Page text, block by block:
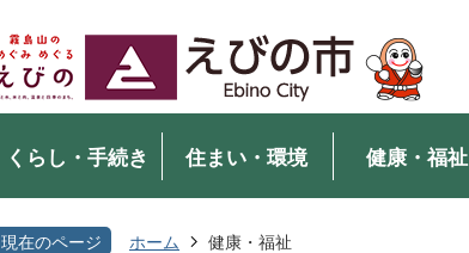
くらし・手続き 住まい・環境 健康・福祉
現在のページ ホーム
健康・福祉